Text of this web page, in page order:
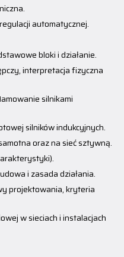
automatycznej.
bloki i działanie.
interpretacja fizyczna
silnikami
silników indukcyjnych.
oraz na sieć sztywną.
i zasada działania.
projektowania, kryteria
w sieciach i instalacjach